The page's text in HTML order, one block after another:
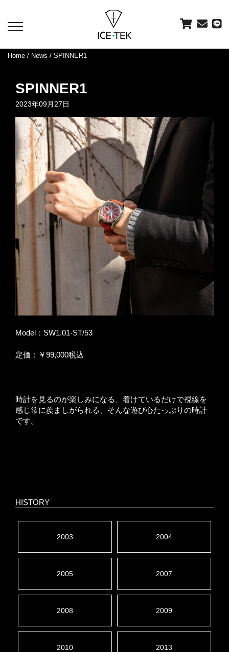
toggle
Home / News / SPINNER1
SPINNER1
2023年09月27日
Model：SW1.01-ST/53
定価：￥99,000税込
時計を見るのが楽しみになる、着けているだけで視線を
感じ常に羨ましがられる、そんな遊び心たっぷりの時計
です。
HISTORY
2003 2004
2005 2007
2008 2009
2010 2013